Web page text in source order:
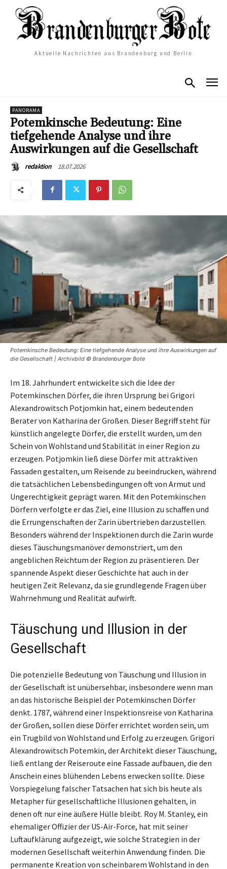
Aktuelle Nachrichten aus Brandenburg und Berlin
PANORAMA
Potemkinsche Bedeutung: Eine
tiefgehende Analyse und ihre
Auswirkungen auf die Gesellschaft
redaktion 18.07.2026
Potemkinsche Bedeutung: Eine tiefgehende Analyse und ihre Auswirkungen auf
die Gesellschaft | Archivbild © Brandenburger Bote
Im 18. Jahrhundert entwickelte sich die Idee der
Potemkinschen Dörfer, die ihren Ursprung bei Grigori
Alexandrowitsch Potjomkin hat, einem bedeutenden
Berater von Katharina der Großen. Dieser Begriff steht für
künstlich angelegte Dörfer, die erstellt wurden, um den
Schein von Wohlstand und Stabilität in einer Region zu
erzeugen. Potjomkin ließ diese Dörfer mit attraktiven
Fassaden gestalten, um Reisende zu beeindrucken, während
die tatsächlichen Lebensbedingungen oft von Armut und
Ungerechtigkeit geprägt waren. Mit den Potemkinschen
Dörfern verfolgte er das Ziel, eine Illusion zu schaffen und
die Errungenschaften der Zarin übertrieben darzustellen.
Besonders während der Inspektionen durch die Zarin wurde
dieses Täuschungsmanöver demonstriert, um den
angeblichen Reichtum der Region zu präsentieren. Der
spannende Aspekt dieser Geschichte hat auch in der
heutigen Zeit Relevanz, da sie grundlegende Fragen über
Wahrnehmung und Realität aufwirft.
Täuschung und Illusion in der
Gesellschaft
Die potenzielle Bedeutung von Täuschung und Illusion in
der Gesellschaft ist unübersehbar, insbesondere wenn man
an das historische Beispiel der Potemkinschen Dörfer
denkt. 1787, während einer Inspektionsreise von Katharina
der Großen, sollen diese Dörfer errichtet worden sein, um
ein Trugbild von Wohlstand und Erfolg zu erzeugen. Grigori
Alexandrowitsch Potemkin, der Architekt dieser Täuschung,
ließ entlang der Reiseroute eine Fassade aufbauen, die den
Anschein eines blühenden Lebens erwecken sollte. Diese
Vorspiegelung falscher Tatsachen hat sich bis heute als
Metapher für gesellschaftliche Illusionen gehalten, in
denen oft nur eine äußere Hülle bleibt. Roy M. Stanley, ein
ehemaliger Offizier der US-Air-Force, hat mit seiner
Luftaufklärung aufgezeigt, wie solche Strategien in der
modernen Gesellschaft weiterhin Anwendung finden. Die
permanente Kreation von scheinbarem Wohlstand in den